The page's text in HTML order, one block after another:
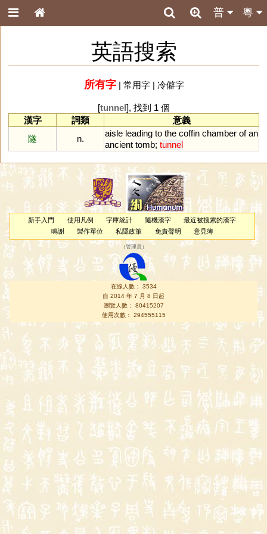
粵
普
英語搜索
所有字| 常用字| 冷僻字
[tunnel], 找到 1 個
漢字
詞類
意義
隧
n.
aisle leading to the coffin chamber of an
ancient tomb; tunnel
新手入門 使用凡例 字庫統計 隨機漢字
最近被搜索的漢字
鳴謝
製作單位 私隱政策 免責聲明 意見簿
（管理員 ）
在線人數： 3534
自 2014 年 7 月 8 日起
瀏覽人數： 80415207
使用次數： 294555115